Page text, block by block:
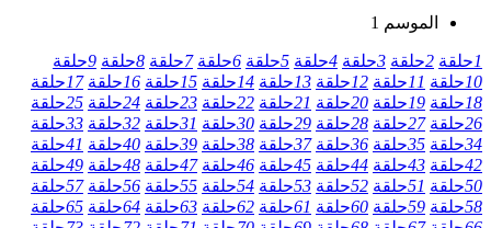
الموسم 1
1حلقة 2حلقة 3حلقة 4حلقة 5حلقة 6حلقة 7حلقة 8حلقة 9حلقة
10حلقة 11حلقة 12حلقة 13حلقة 14حلقة 15حلقة 16حلقة 17حلقة
18حلقة 19حلقة 20حلقة 21حلقة 22حلقة 23حلقة 24حلقة 25حلقة
26حلقة 27حلقة 28حلقة 29حلقة 30حلقة 31حلقة 32حلقة 33حلقة
34حلقة 35حلقة 36حلقة 37حلقة 38حلقة 39حلقة 40حلقة 41حلقة
42حلقة 43حلقة 44حلقة 45حلقة 46حلقة 47حلقة 48حلقة 49حلقة
50حلقة 51حلقة 52حلقة 53حلقة 54حلقة 55حلقة 56حلقة 57حلقة
58حلقة 59حلقة 60حلقة 61حلقة 62حلقة 63حلقة 64حلقة 65حلقة